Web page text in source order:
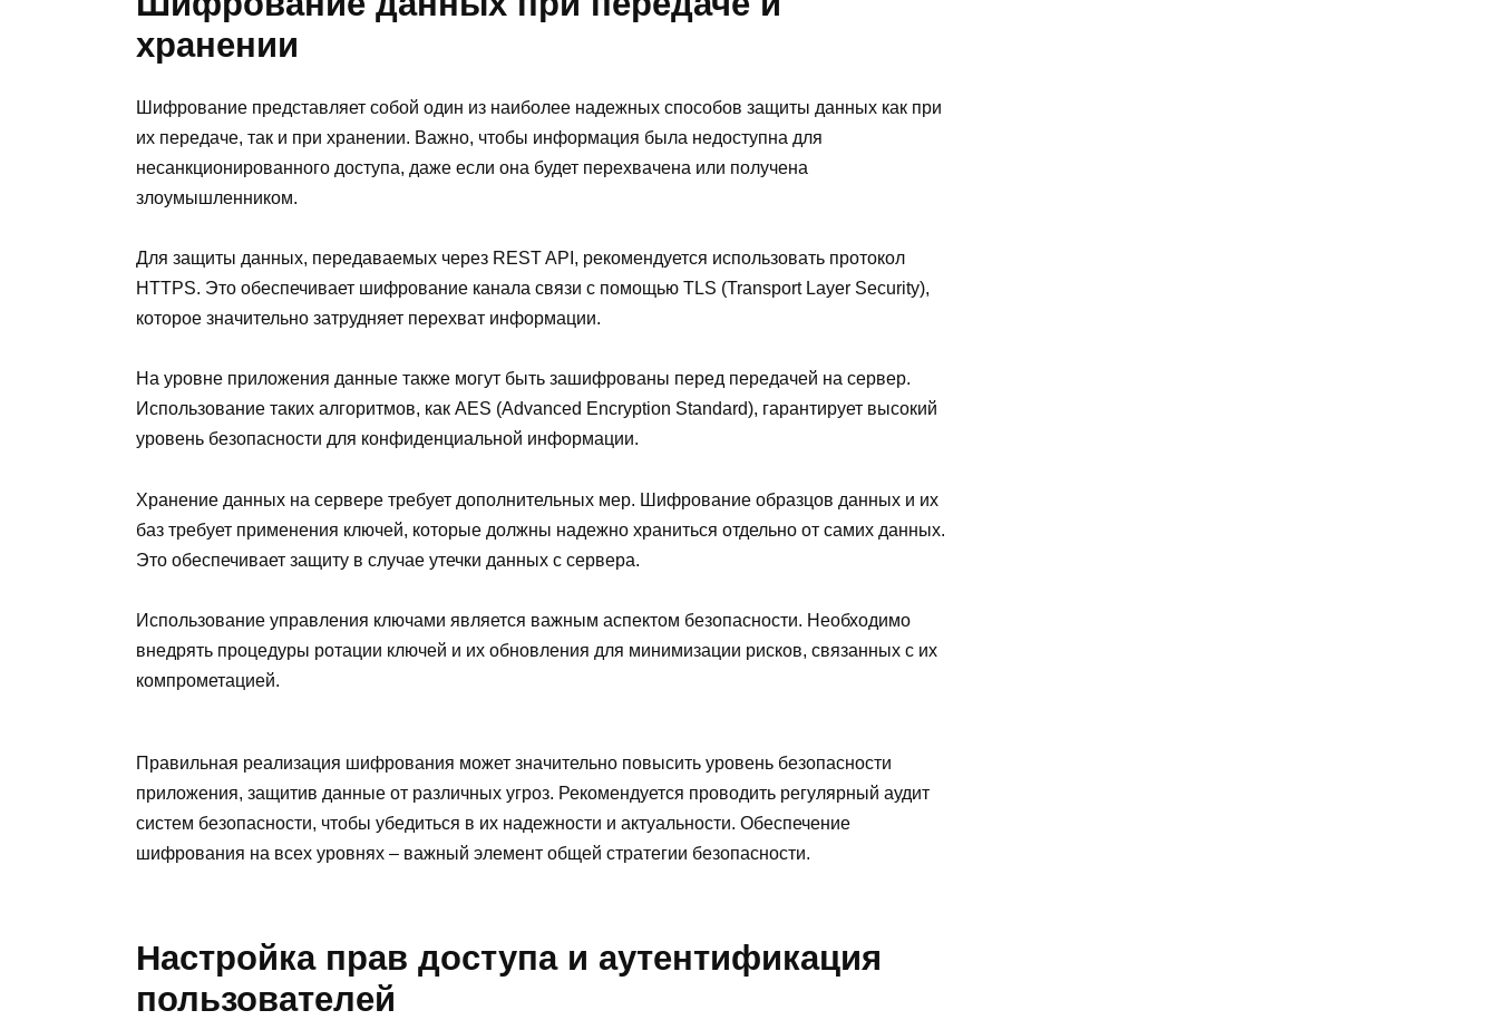
хранении
Шифрование представляет собой один из наиболее надежных способов защиты данных как при
их передаче, так и при хранении. Важно, чтобы информация была недоступна для
несанкционированного доступа, даже если она будет перехвачена или получена
злоумышленником.
Для защиты данных, передаваемых через REST API, рекомендуется использовать протокол
HTTPS. Это обеспечивает шифрование канала связи с помощью TLS (Transport Layer Security),
которое значительно затрудняет перехват информации.
На уровне приложения данные также могут быть зашифрованы перед передачей на сервер.
Использование таких алгоритмов, как AES (Advanced Encryption Standard), гарантирует высокий
уровень безопасности для конфиденциальной информации.
Хранение данных на сервере требует дополнительных мер. Шифрование образцов данных и их
баз требует применения ключей, которые должны надежно храниться отдельно от самих данных.
Это обеспечивает защиту в случае утечки данных с сервера.
Использование управления ключами является важным аспектом безопасности. Необходимо
внедрять процедуры ротации ключей и их обновления для минимизации рисков, связанных с их
компрометацией.
Правильная реализация шифрования может значительно повысить уровень безопасности
приложения, защитив данные от различных угроз. Рекомендуется проводить регулярный аудит
систем безопасности, чтобы убедиться в их надежности и актуальности. Обеспечение
шифрования на всех уровнях – важный элемент общей стратегии безопасности.
Настройка прав доступа и аутентификация
пользователей